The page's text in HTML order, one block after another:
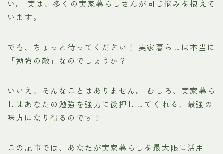
い。 実は、多くの実家暮らしさんが同じ悩みを抱えて
います。
でも、ちょっと待ってください！ 実家暮らしは本当に
「勉強の敵」なのでしょうか？
いいえ、そんなことはありません。 むしろ、実家暮ら
しはあなたの勉強を強力に後押ししてくれる、最強の
味方になり得るのです！
この記事では、あなたが実家暮らしを最大限に活用